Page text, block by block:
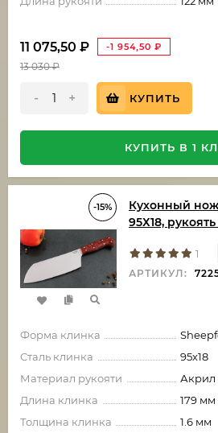
11 075,50 ₽ -1 954,50 ₽
13 030₽
- + КУПИТЬ
КУПИТЬ В 1
-15%
Кухонный
95Х18,
1
АРТИКУЛ:
Форма клинка
Сталь клинка
95х18
Материал рукояти
Акрил
Длина клинка
179 мм
Толщина клинка
1.6 мм